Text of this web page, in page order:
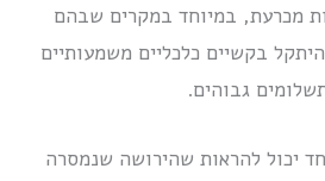
מכרעת, במיוחד במקרים שבהם
בקשיים כלכליים משמעותיים
גבוהים.
יכול להראות שהירושה שנמסרה